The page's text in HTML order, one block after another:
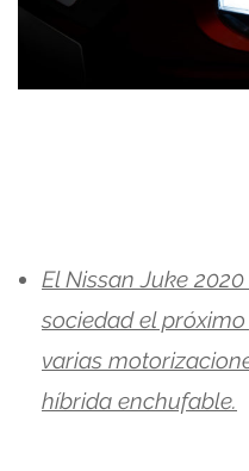
El Nissan Juke
sociedad el
varias
híbrida enchufable.